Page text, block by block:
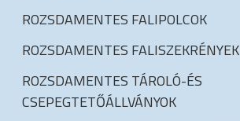
ROZSDAMENTES FALIPOLCOK
ROZSDAMENTES FALISZEKRÉNYEK
ROZSDAMENTES TÁROLÓ-ÉS
CSEPEGTETŐÁLLVÁNYOK